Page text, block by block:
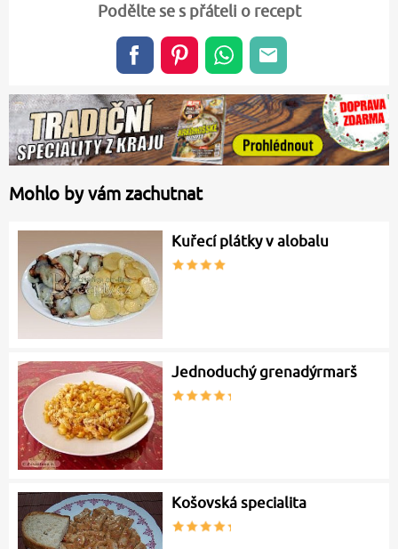
Podělte se s přáteli o recept
Mohlo by vám zachutnat
Kuřecí plátky v alobalu
Jednoduchý grenadýrmarš
Košovská specialita